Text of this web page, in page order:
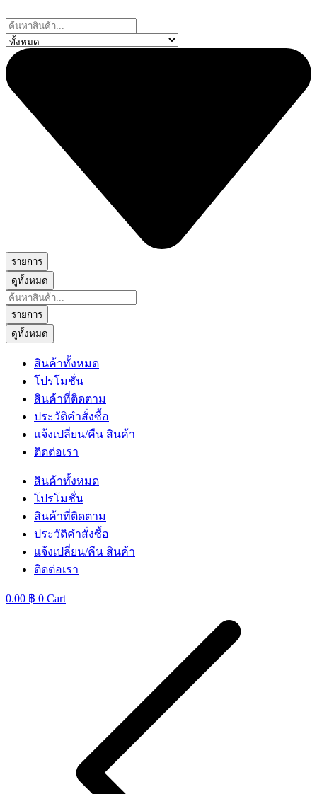
to
content
Search
...
รายการ
ดูทั้งหมด
Search
...
รายการ
ดูทั้งหมด
สินค้าทั้งหมด
โปรโมชั่น
สินค้าที่ติดตาม
ประวัติคำสั่งซื้อ
แจ้งเปลี่ยน/คืน สินค้า
ติดต่อเรา
สินค้าทั้งหมด
โปรโมชั่น
สินค้าที่ติดตาม
ประวัติคำสั่งซื้อ
แจ้งเปลี่ยน/คืน สินค้า
ติดต่อเรา
0.00 ฿ 0 Cart